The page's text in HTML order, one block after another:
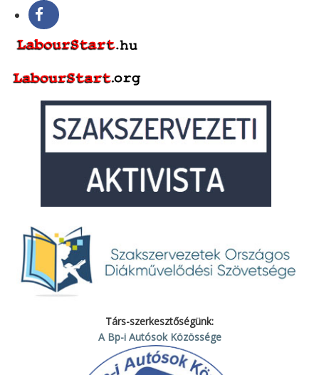
Társ-szerkesztőségünk:
A Bp-i Autósok Közössége